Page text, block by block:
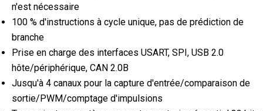
n'est nécessaire
100 % d'instructions à cycle unique, pas de prédiction de
branche
Prise en charge des interfaces USART, SPI, USB 2.0
hôte/périphérique, CAN 2.0B
Jusqu'à 4 canaux pour la capture d'entrée/comparaison de
sortie/PWM/comptage d'impulsions